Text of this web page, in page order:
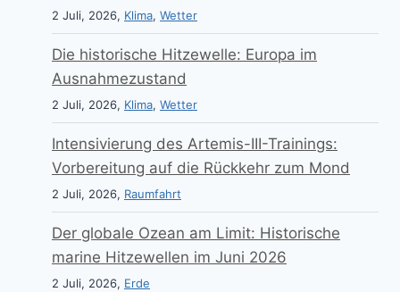
2 Juli, 2026, Klima, Wetter
Die historische Hitzewelle: Europa im
Ausnahmezustand
2 Juli, 2026, Klima, Wetter
Intensivierung des Artemis-III-Trainings:
Vorbereitung auf die Rückkehr zum Mond
2 Juli, 2026, Raumfahrt
Der globale Ozean am Limit: Historische
marine Hitzewellen im Juni 2026
2 Juli, 2026, Erde